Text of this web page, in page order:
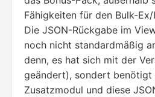
Fähigkeiten für den Bulk-
Die JSON-Rückgabe im
noch nicht standardmäßig
denn, es hat sich mit der
geändert), sondert benötigt
Zusatzmodul und diese